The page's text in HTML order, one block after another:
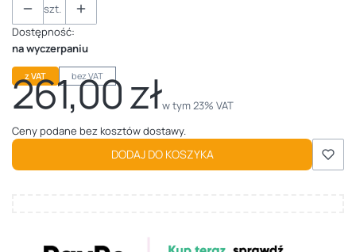
szt.
Dostępność:
na wyczerpaniu
z VAT bez VAT
Cena
261,00 złw tym 23% VAT
w tym23% VAT
Ceny podane bez kosztów dostawy.
DODAJ DO KOSZYKA